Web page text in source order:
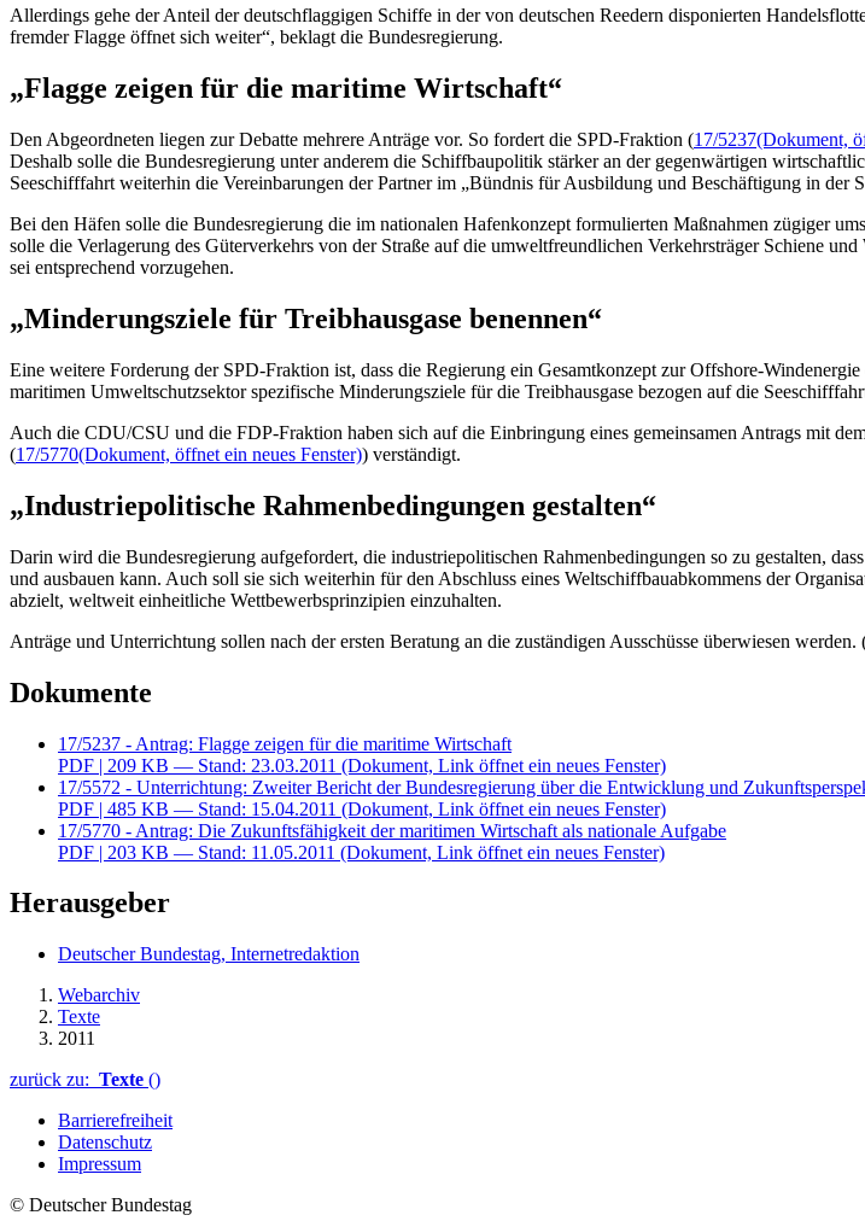
Allerdings gehe der Anteil der deutschflaggigen Schiffe in der von deutschen Reedern disponierten
fremder Flagge öffnet sich weiter“, beklagt die Bundesregierung.
„Flagge zeigen für die maritime Wirtschaft“
Den Abgeordneten liegen zur Debatte mehrere Anträge vor. So fordert die SPD-Fraktion (17/5237(Dokument,
Deshalb solle die Bundesregierung unter anderem die Schiffbaupolitik stärker an der gegenwärtigen
Seeschifffahrt weiterhin die Vereinbarungen der Partner im „Bündnis für Ausbildung und Beschäftigung in der
Bei den Häfen solle die Bundesregierung die im nationalen Hafenkonzept formulierten Maßnahmen zügiger
solle die Verlagerung des Güterverkehrs von der Straße auf die umweltfreundlichen Verkehrsträger Schiene
sei entsprechend vorzugehen.
„Minderungsziele für Treibhausgase benennen“
Eine weitere Forderung der SPD-Fraktion ist, dass die Regierung ein Gesamtkonzept zurOffshore-
maritimen Umweltschutzsektor spezifische Minderungsziele für die Treibhausgase bezogen auf die
Auch die CDU/CSU und die FDP-Fraktion haben sich auf die Einbringung eines gemeinsamen Antrags mit
(17/5770(Dokument, öffnet ein neues Fenster)) verständigt.
„Industriepolitische Rahmenbedingungen gestalten“
Darin wird die Bundesregierung aufgefordert, die industriepolitischen Rahmenbedingungen so zu gestalten,
und ausbauen kann. Auch soll sie sich weiterhin für den Abschluss eines Weltschiffbauabkommens der
abzielt, weltweit einheitliche Wettbewerbsprinzipien einzuhalten.
Anträge und Unterrichtung sollen nach der ersten Beratung an die zuständigen Ausschüsse überwiesen werden.
Dokumente
17/5237 - Antrag: Flagge zeigen für die maritime Wirtschaft
PDF | 209 KB — Stand: 23.03.2011 (Dokument, Link öffnet ein neues Fenster)
17/5572 - Unterrichtung: Zweiter Bericht der Bundesregierung über die Entwicklung und
PDF | 485 KB — Stand: 15.04.2011 (Dokument, Link öffnet ein neues Fenster)
17/5770 - Antrag: Die Zukunftsfähigkeit der maritimen Wirtschaft als nationale Aufgabe
PDF | 203 KB — Stand: 11.05.2011 (Dokument, Link öffnet ein neues Fenster)
Herausgeber
Deutscher Bundestag, Internetredaktion
Webarchiv
Texte
2011
zurück zu: Texte ()
Barrierefreiheit
Datenschutz
Impressum
© Deutscher Bundestag